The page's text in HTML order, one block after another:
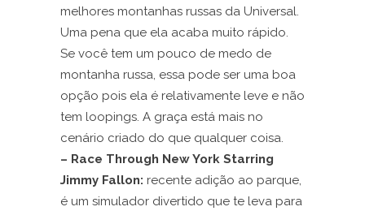
melhores montanhas russas da Universal.
Uma pena que ela acaba muito rápido.
Se você tem um pouco de medo de
montanha russa, essa pode ser uma boa
opção pois ela é relativamente leve e não
tem loopings. A graça está mais no
cenário criado do que qualquer coisa.
– Race Through New York Starring
Jimmy Fallon: recente adição ao parque,
é um simulador divertido que te leva para